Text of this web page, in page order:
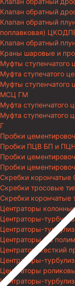
Клапан обратный
Клапан обратный
поплавковая)
Клапан обратный
Краны шаровые и
Муфты ступенчатого
Муфта ступечатого
Муфты ступенчатого
МСЦ ГМ
Муфта ступенчатого
Муфта ступенчатого
Г
Пробки
Пробки ПЦВ БП и
Пробки
Пробки
Скребки
Скребки тросовые
Скребки корончатые
Центраторы
Центраторы-
Центраторы-
Центраторы (из
Центратор жесткий
Центраторы-
Центраторы
Центраторы-